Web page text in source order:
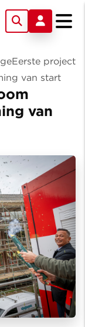
project
van start
van